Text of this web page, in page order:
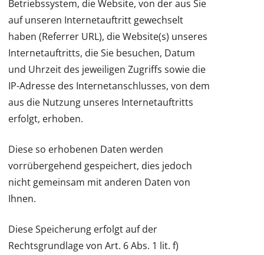
Betriebssystem, die Website, von der aus Sie
auf unseren Internetauftritt gewechselt
haben (Referrer URL), die Website(s) unseres
Internetauftritts, die Sie besuchen, Datum
und Uhrzeit des jeweiligen Zugriffs sowie die
IP-Adresse des Internetanschlusses, von dem
aus die Nutzung unseres Internetauftritts
erfolgt, erhoben.
Diese so erhobenen Daten werden
vorrübergehend gespeichert, dies jedoch
nicht gemeinsam mit anderen Daten von
Ihnen.
Diese Speicherung erfolgt auf der
Rechtsgrundlage von Art. 6 Abs. 1 lit. f)